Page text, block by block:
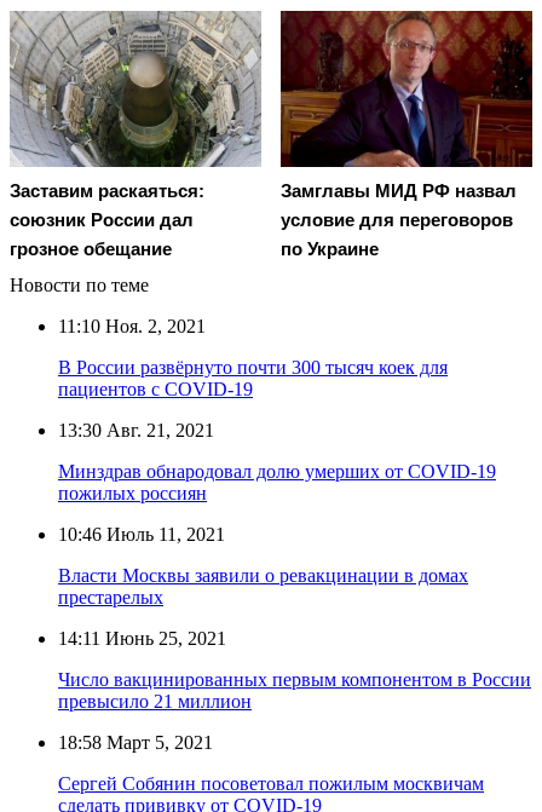
Заставим раскаяться:
союзник России дал
грозное обещание
Замглавы МИД РФ назвал
условие для переговоров
по Украине
Новости по теме
11:10 Ноя. 2, 2021
В России развёрнуто почти 300 тысяч коек для
пациентов с COVID-19
13:30 Авг. 21, 2021
Минздрав обнародовал долю умерших от COVID-19
пожилых россиян
10:46 Июль 11, 2021
Власти Москвы заявили о ревакцинации в домах
престарелых
14:11 Июнь 25, 2021
Число вакцинированных первым компонентом в России
превысило 21 миллион
18:58 Март 5, 2021
Сергей Собянин посоветовал пожилым москвичам
сделать прививку от COVID-19